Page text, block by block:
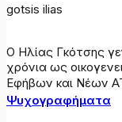
gotsis ilias
Ο Ηλίας Γκότσης
χρόνια ως
Εφήβων και Νέων
Ψυχογραφήματα